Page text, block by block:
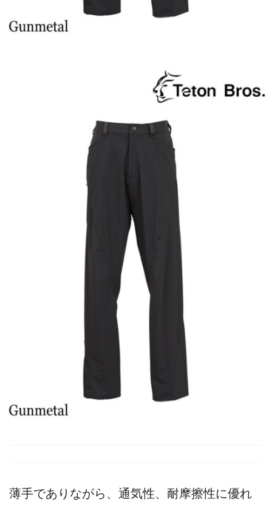
薄手でありながら、通気性、耐摩擦性に優れ